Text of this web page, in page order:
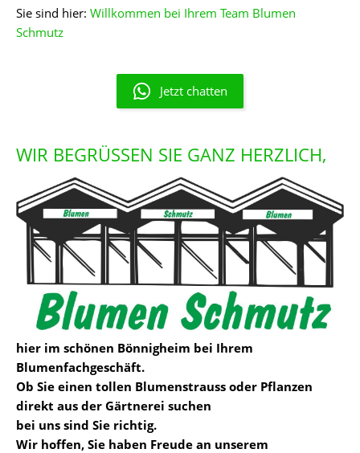
Sie sind hier: Willkommen bei Ihrem Team Blumen
Schmutz
Jetzt chatten
WIR BEGRÜSSEN SIE GANZ HERZLICH,
hier im schönen Bönnigheim bei Ihrem
Blumenfachgeschäft.
Ob Sie einen tollen Blumenstrauss oder Pflanzen
direkt aus der Gärtnerei suchen
bei uns sind Sie richtig.
Wir hoffen, Sie haben Freude an unserem